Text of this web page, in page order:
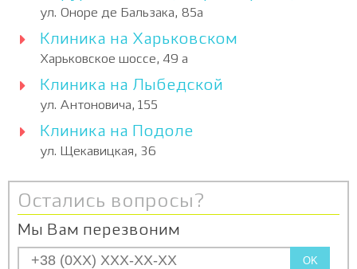
ул. Оноре де Бальзака, 85а
Клиника на Харьковском
Харьковское шоссе, 49 а
Клиника на Лыбедской
ул. Антоновича, 155
Клиника на Подоле
ул. Щекавицкая, 36
Остались вопросы?
Мы Вам перезвоним
OK